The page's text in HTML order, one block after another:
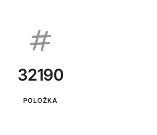
32190
POLOŽKA